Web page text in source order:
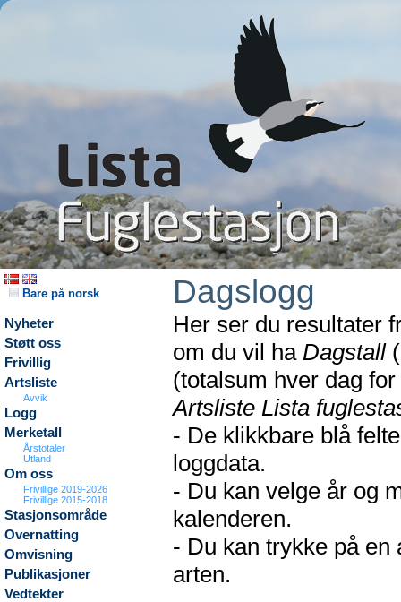
Bare på norsk
Nyheter
Støtt oss
Frivillig
Artsliste
Avvik
Logg
Merketall
Årstotaler
Utland
Om oss
Frivillige 2019-2026
Frivillige 2015-2018
Stasjonsområde
Overnatting
Omvisning
Publikasjoner
Vedtekter
Dagslogg
Her ser du resultater
om du vil ha Dagstall
(totalsum hver dag
Artsliste Lista
- De klikkbare blå
loggdata.
- Du kan velge år og
kalenderen.
- Du kan trykke på en
arten.